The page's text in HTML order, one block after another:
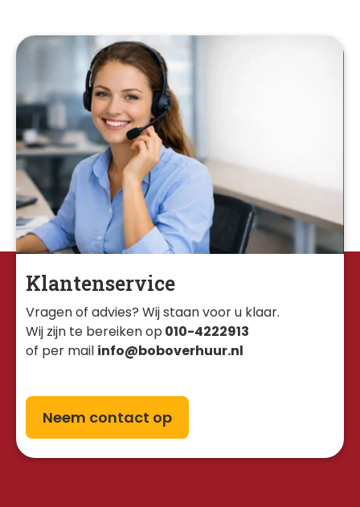
Klantenservice
Vragen of advies? Wij staan voor u klaar.
Wij zijn te bereiken op 010-4222913
of per mail info@boboverhuur.nl
Neem contact op